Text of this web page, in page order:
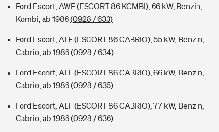
Ford Escort, AWF (ESCORT 86 KOMBI), 66 kW, Benzin,
Kombi, ab 1986(0928 / 633)
Ford Escort, ALF (ESCORT 86 CABRIO), 55 kW, Benzin,
Cabrio, ab 1986(0928 / 634)
Ford Escort, ALF (ESCORT 86 CABRIO), 66 kW, Benzin,
Cabrio, ab 1986(0928 / 635)
Ford Escort, ALF (ESCORT 86 CABRIO), 77 kW, Benzin,
Cabrio, ab 1986(0928 / 636)